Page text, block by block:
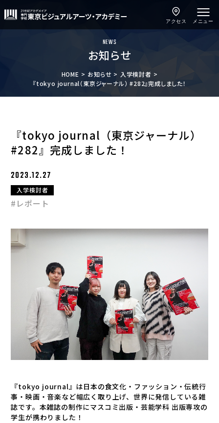
メニュー
アクセス
NEWS
お知らせ
HOME お知らせ
入学検討者
『tokyo journal（東京ジャーナル） #282』完成しました！
『tokyo journal（東京ジャーナル）
#282』完成しました！
2023.12.27
入学検討者
#レポート
『tokyo journal』は日本の食文化・ファッション・伝統行
事・映画・音楽など幅広く取り上げ、世界に発信している雑
誌です。本雑誌の制作にマスコミ出版・芸能学科 出版専攻の
学生が携わりました！